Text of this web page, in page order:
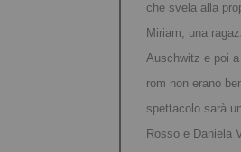
che svela alla
Miriam, una
Auschwitz e poi
rom non erano
spettacolo sarà
Rosso e Daniela